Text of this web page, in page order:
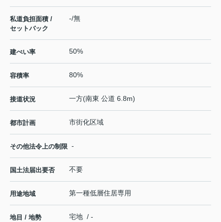
私道負担面積 /
セットバック
-/無
建ぺい率 50%
容積率 80%
接道状況 一方(南東 公道 6.8m)
都市計画 市街化区域
その他法令上の制限 -
国土法届出要否 不要
用途地域 第一種低層住居専用
地目 / 地勢 宅地 / -